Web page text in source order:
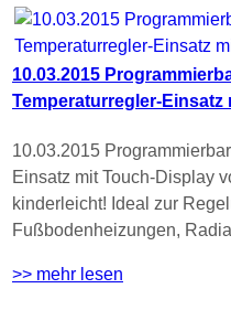
10.03.2015
Temperaturregler-Einsatz
10.03.2015
Einsatz mit Touch-Display
kinderleicht! Ideal zur
Fußbodenheizungen,
>> mehr lesen